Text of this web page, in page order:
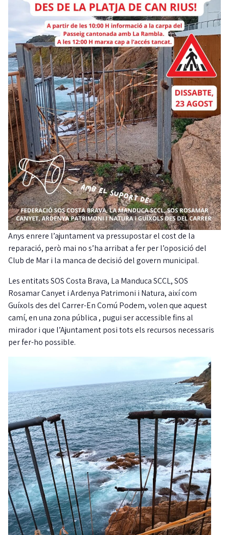
Anys enrere l’ajuntament va pressupostar el cost de la
reparació, però mai no s’ha arribat a fer per l’oposició del
Club de Mar i la manca de decisió del govern municipal.
Les entitats SOS Costa Brava, La Manduca SCCL, SOS
Rosamar Canyet i Ardenya Patrimoni i Natura, així com
Guíxols des del Carrer-En Comú Podem, volen que aquest
camí, en una zona pública , pugui ser accessible fins al
mirador i que l’Ajuntament posi tots els recursos necessaris
per fer-ho possible.